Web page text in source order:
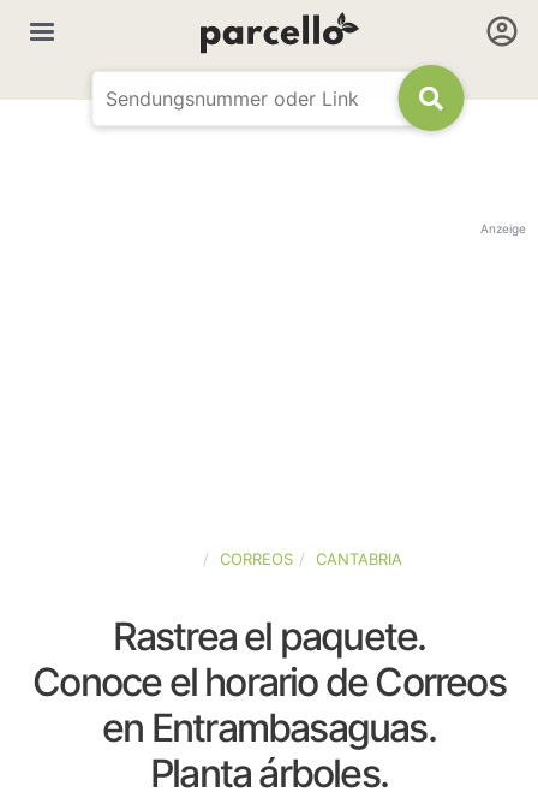
Anzeige
CORREOS CANTABRIA
Rastrea el paquete.
Conoce el horario de Correos
en Entrambasaguas.
Planta árboles.